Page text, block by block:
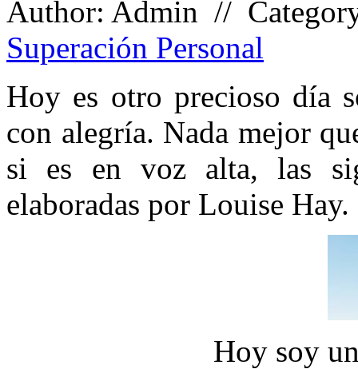
Author: Admin //
Superación Personal
Hoy es otro precioso día
con alegría. Nada mejor
si es en voz alta, las
elaboradas por Louise Hay.
Hoy soy